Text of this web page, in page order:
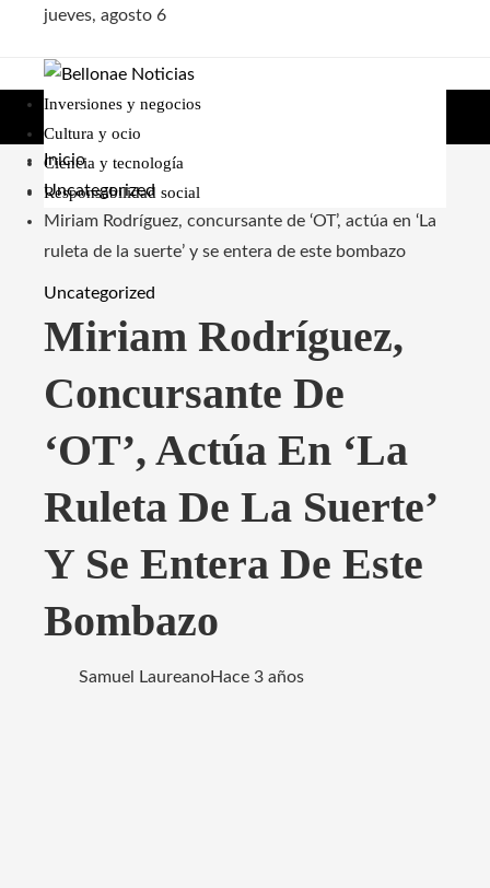
jueves, agosto 6
Inversiones y negocios
Cultura y ocio
Ciencia y tecnología
Responsabilidad social
Inicio
Uncategorized
Miriam Rodríguez, concursante de ‘OT’, actúa en ‘La
ruleta de la suerte’ y se entera de este bombazo
Uncategorized
Miriam Rodríguez,
Concursante De
‘OT’, Actúa En ‘La
Ruleta De La Suerte’
Y Se Entera De Este
Bombazo
Samuel LaureanoHace 3 años